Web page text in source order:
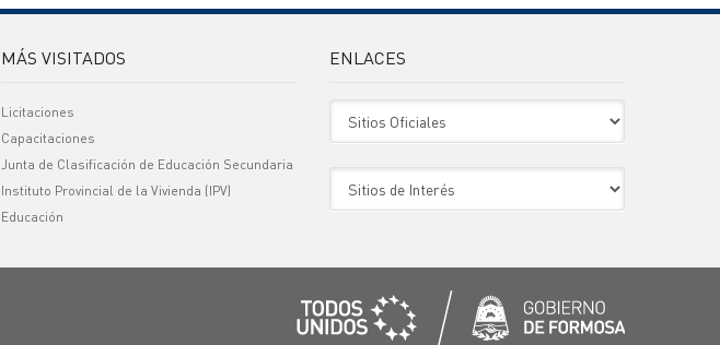
MÁS VISITADOS
Licitaciones
Capacitaciones
Junta de Clasificación de Educación Secundaria
Instituto Provincial de la Vivienda (IPV)
Educación
ENLACES